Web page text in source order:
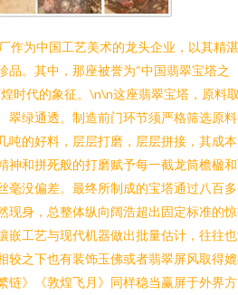
作为中国工艺美术的龙头企业，以其精
品。其中，那座被誉为“中国翡翠宝塔之
时代的象征。\n\n这座翡翠宝塔，原料
翠绿通透。制造前门环节须严格筛选原
吨的好料，层层打磨，层层拼接，其成
神和拼死般的打磨赋予每一截龙筒檐楹
毫没偏差。最终所制成的宝塔通过八百
现身，总整体纵向阔浩超出固定标准的
嵌工艺与现代机器做出批量估计，往往
较之下也有装饰玉佛或者翡翠屏风取得
链》《敦煌飞月》同样稳当赢屏于外界